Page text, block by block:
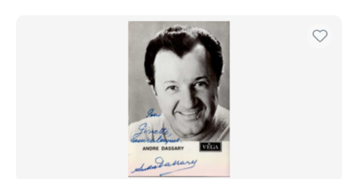
Banküberweisung
Mastercard
Bancontact